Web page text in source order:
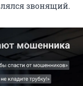
звонящий.